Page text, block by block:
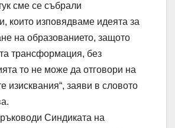
сме се събрали
които изповядваме идеята за
на образованието, защото
трансформация, без
то не може да отговори на
изисквания“, заяви в словото
Синдиката на